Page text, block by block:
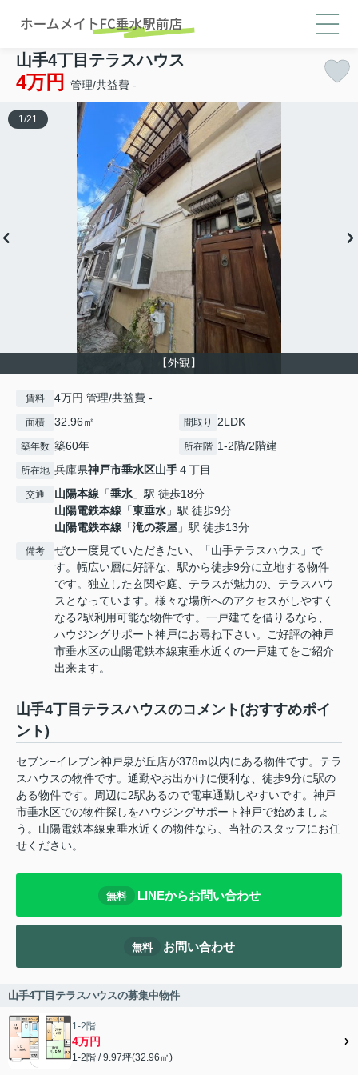
山手4丁目テラスハウス
4万円 管理/共益費 -
【外観】
1/21
賃料 4万円 管理/共益費 -
面積 32.96㎡ 間取り 2LDK
築年数 築60年 所在階 1-2階/2階建
所在地 兵庫県神戸市垂水区山手４丁目
交通 山陽本線 「垂水 」駅 徒歩18分
山陽電鉄本線 「東垂水 」駅 徒歩9分
山陽電鉄本線 「滝の茶屋 」駅 徒歩13分
備考
ぜひ一度見ていただきたい、「山手テラスハウス」で
す。幅広い層に好評な、駅から徒歩9分に立地する物件
です。独立した玄関や庭、テラスが魅力の、テラスハウ
スとなっています。様々な場所へのアクセスがしやすく
なる2駅利用可能な物件です。一戸建てを借りるなら、
ハウジングサポート神戸にお尋ね下さい。ご好評の神戸
市垂水区の山陽電鉄本線東垂水近くの一戸建てをご紹介
出来ます。
山手4丁目テラスハウスのコメント(おすすめポイ
ント)
セブン−イレブン神戸泉が丘店が378m以内にある物件です。テラ
スハウスの物件です。通勤やお出かけに便利な、徒歩9分に駅の
ある物件です。周辺に2駅あるので電車通勤しやすいです。神戸
市垂水区での物件探しをハウジングサポート神戸で始めましょ
う。山陽電鉄本線東垂水近くの物件なら、当社のスタッフにお任
せください。
無料 LINEからお問い合わせ
無料 お問い合わせ
山手4丁目テラスハウスの募集中物件
1-2階
4万円
1-2階 / 9.97坪(32.96㎡)